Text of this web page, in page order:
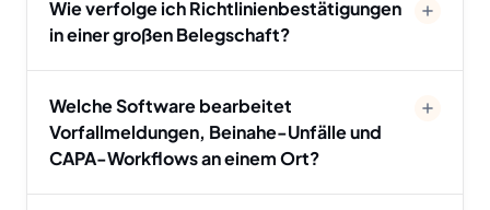
Wie verfolge ich Richtlinienbestätigungen
in einer großen Belegschaft?
Welche Software bearbeitet
Vorfallmeldungen, Beinahe-Unfälle und
CAPA-Workflows an einem Ort?